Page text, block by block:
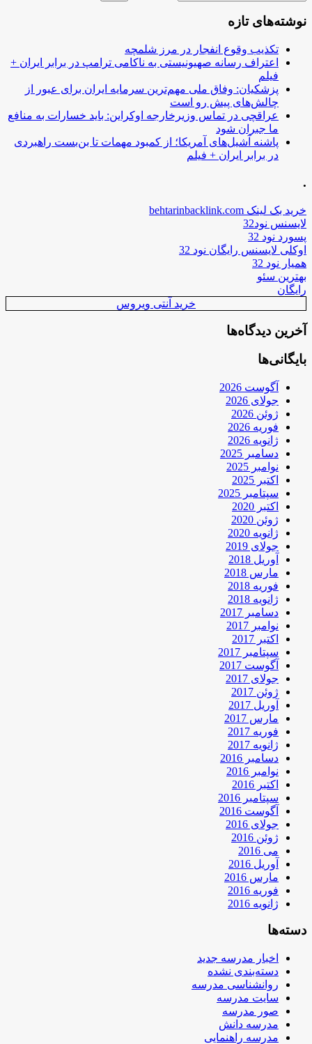
نوشته‌های تازه
تکذیب وقوع انفجار در مرز شلمچه
اعتراف رسانه صهیونیستی به ناکامی ترامپ در برابر ایران +
فیلم
پزشکیان: وفاق ملی مهم‌ترین سرمایه ایران برای عبور از
چالش‌های پیش رو است
عراقچی در تماس وزیرخارجه اوکراین: باید خسارات به منافع
ما جبران شود
پاشنه آشیل‌های آمریکا؛ از کمبود مهمات تا بن‌بست راهبردی
در برابر ایران + فیلم
.
خرید بک لینک behtarinbacklink.com
لایسنس نود32
پسورد نود 32
اوکلی لایسنس رایگان نود 32
همیار نود 32
بهترین سئو
رایگان
خرید آنتی ویروس
آخرین دیدگاه‌ها
بایگانی‌ها
آگوست 2026
جولای 2026
ژوئن 2026
فوریه 2026
ژانویه 2026
دسامبر 2025
نوامبر 2025
اکتبر 2025
سپتامبر 2025
اکتبر 2020
ژوئن 2020
ژانویه 2020
جولای 2019
آوریل 2018
مارس 2018
فوریه 2018
ژانویه 2018
دسامبر 2017
نوامبر 2017
اکتبر 2017
سپتامبر 2017
آگوست 2017
جولای 2017
ژوئن 2017
آوریل 2017
مارس 2017
فوریه 2017
ژانویه 2017
دسامبر 2016
نوامبر 2016
اکتبر 2016
سپتامبر 2016
آگوست 2016
جولای 2016
ژوئن 2016
می 2016
آوریل 2016
مارس 2016
فوریه 2016
ژانویه 2016
دسته‌ها
اخبار مدرسه جدید
دسته‌بندی نشده
روانشناسی مدرسه
سایت مدرسه
صور مدرسه
مدرسه دانش
مدرسه راهنمایی